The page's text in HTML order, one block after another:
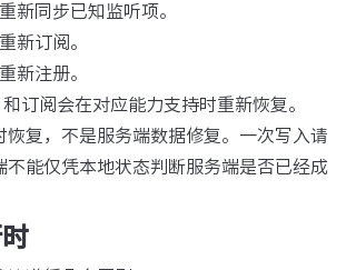
新同步已知监听项。
新订阅。
新注册。
订阅会在对应能力支持时重新恢复。
恢复，不是服务端数据修复。一次写入请
不能仅凭本地状态判断服务端是否已经成